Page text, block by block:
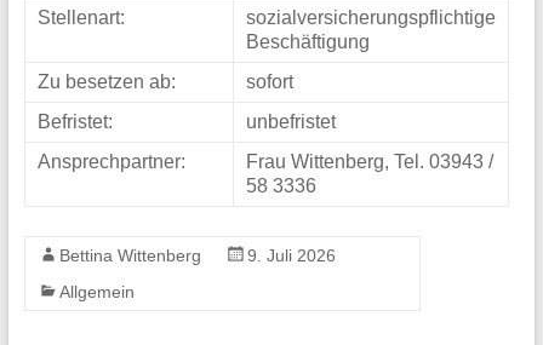
wir
2/3
aller
arbeitslosen
Landkreis
Harz.
Stellenart:
sozialversicherungspflichtige
Beschäftigung
Zu besetzen ab:
sofort
Befristet:
unbefristet
Ansprechpartner:
Frau Wittenberg, Tel. 03943 /
58 3336
Bettina Wittenberg
9. Juli 2026
Allgemein